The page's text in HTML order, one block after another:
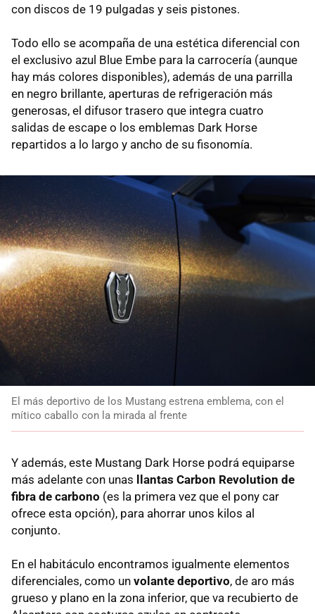
con discos de 19 pulgadas y seis pistones.
Todo ello se acompaña de una estética diferencial con
el exclusivo azul Blue Embe para la carrocería (aunque
hay más colores disponibles), además de una parrilla
en negro brillante, aperturas de refrigeración más
generosas, el difusor trasero que integra cuatro
salidas de escape o los emblemas Dark Horse
repartidos a lo largo y ancho de su fisonomía.
El más deportivo de los Mustang estrena emblema, con el
mítico caballo con la mirada al frente
Y además, este Mustang Dark Horse podrá equiparse
más adelante con unas llantas Carbon Revolution de
fibra de carbono (es la primera vez que el pony car
ofrece esta opción), para ahorrar unos kilos al
conjunto.
En el habitáculo encontramos igualmente elementos
diferenciales, como un volante deportivo, de aro más
grueso y plano en la zona inferior, que va recubierto de